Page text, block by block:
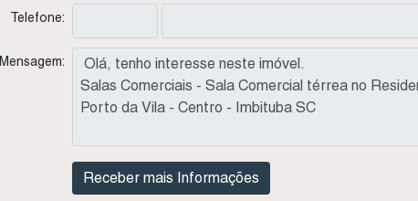
Telefone:
Mensagem: